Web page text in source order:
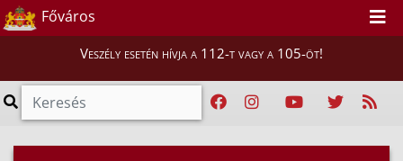
Főváros
Veszély esetén hívja a 112-t vagy a 105-öt!